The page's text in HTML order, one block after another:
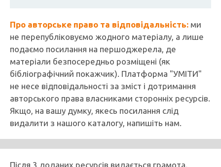
Про авторське право та відповідальність: ми
не перепубліковуємо жодного матеріалу, а лише
подаємо посилання на першоджерела, де
матеріали безпосередньо розміщені (як
бібліографічний покажчик). Платформа "УМІТИ"
не несе відповідальності за зміст і дотримання
авторського права власниками сторонніх ресурсів.
Якщо, на вашу думку, якесь посилання слід
видалити з нашого каталогу, напишіть нам.
Після 3 доданих ресурсів видається грамота.